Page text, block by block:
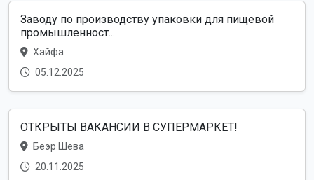
Заводу по производству упаковки для пищевой
промышленност...
Хайфа
05.12.2025
ОТКРЫТЫ ВАКАНСИИ В СУПЕРМАРКЕТ!
Беэр Шева
20.11.2025